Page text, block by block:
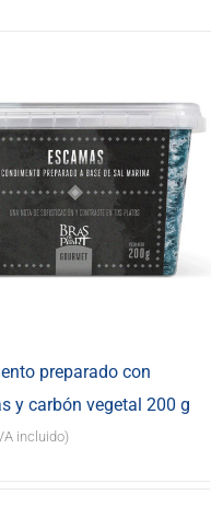
preparado con
y carbón vegetal 200 g
incluido)